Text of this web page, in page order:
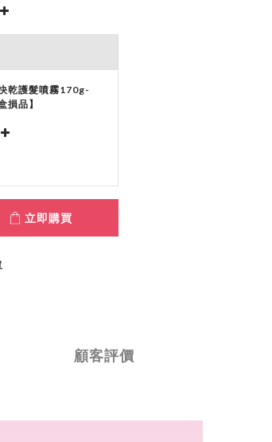
乾護髮噴霧170g-
損品】
立即購買
顧客評價